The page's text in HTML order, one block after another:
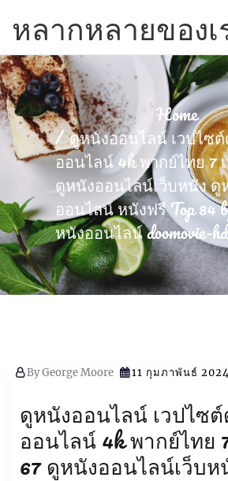
หลากหลายของเ
Home
ดูหนังออนไลน์ เวปไซ
ออนไลน์ 4k พากย์ไทย 7
ดูหนังออนไลน์เว็บหนัง ดู
ออนไลน์ หนังฟรี Top 84
หนังออนไลน์ doomovie-
ByGeorge Moore 11 กุมภาพันธ์
ดูหนังออนไลน์ เวปไซ
ออนไลน์ 4k พากย์ไทย
67 ดูหนังออนไลน์เว็บห